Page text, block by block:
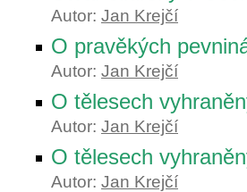
Autor: Jan Krejčí
O pravěkých
Autor: Jan Krejčí
O tělesech
Autor: Jan Krejčí
O tělesech
Autor: Jan Krejčí